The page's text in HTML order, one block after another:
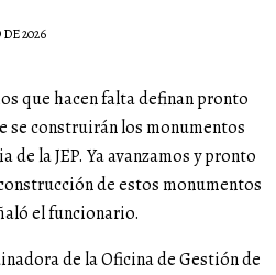
DE 2026
que hacen falta definan pronto
se construirán los monumentos
de la JEP. Ya avanzamos y pronto
de estos monumentos
el funcionario.
de la Oficina de Gestión de